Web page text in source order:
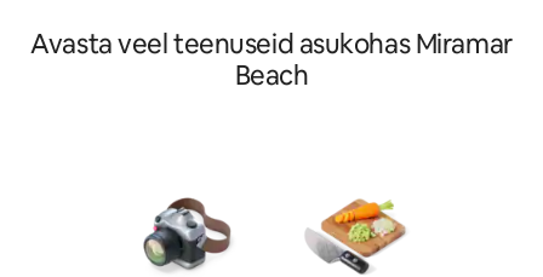
Avasta veel teenuseid asukohas Miramar
Beach